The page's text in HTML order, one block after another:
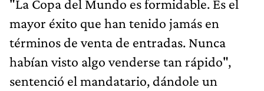
"La Copa del Mundo es formidable. Es el
mayor éxito que han tenido jamás en
términos de venta de entradas. Nunca
habían visto algo venderse tan rápido",
sentenció el mandatario, dándole un